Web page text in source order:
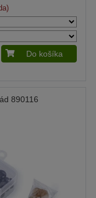
Do košíka
890116